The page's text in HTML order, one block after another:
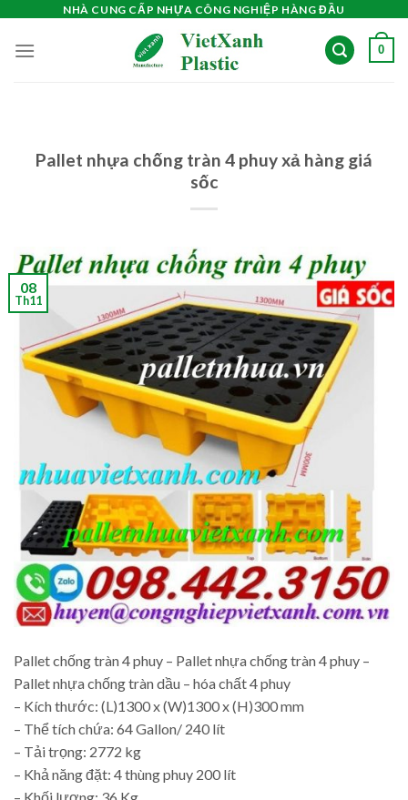
content
NHÀ CUNG CẤP NHỰA CÔNG NGHIỆP HÀNG ĐẦU
0
Pallet nhựa chống tràn 4 phuy xả hàng giá
sốc
08
Th11
Pallet chống tràn 4 phuy – Pallet nhựa chống tràn 4 phuy –
Pallet nhựa chống tràn dầu – hóa chất 4 phuy
– Kích thước: (L)1300 x (W)1300 x (H)300 mm
– Thể tích chứa: 64 Gallon/ 240 lít
– Tải trọng: 2772 kg
– Khả năng đặt: 4 thùng phuy 200 lít
– Khối lượng: 36 Kg